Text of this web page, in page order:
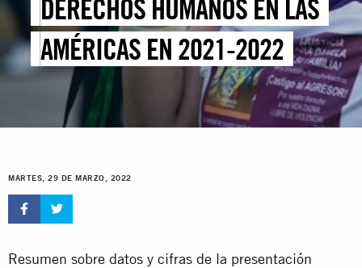
DERECHOS HUMANOS EN LAS
AMÉRICAS EN 2021-2022
MARTES, 29 DE MARZO, 2022
Resumen sobre datos y cifras de la presentación